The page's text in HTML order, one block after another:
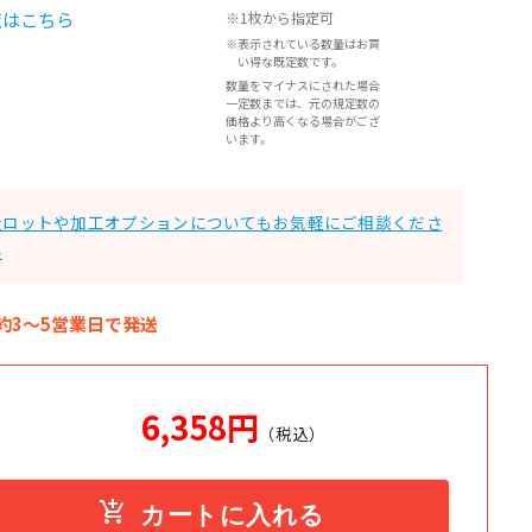
こちら ※1枚から指定可
※表示されている数量はお買
い得な既定数です。
数量をマイナスにされた場合
一定数までは、元の規定数の
価格より高くなる場合がござ
います。
ットや加工オプションについてもお気軽にご相談くださ
3～5営業日で発送
6,358円 （税込）
add_shopping_cart カートに入れる